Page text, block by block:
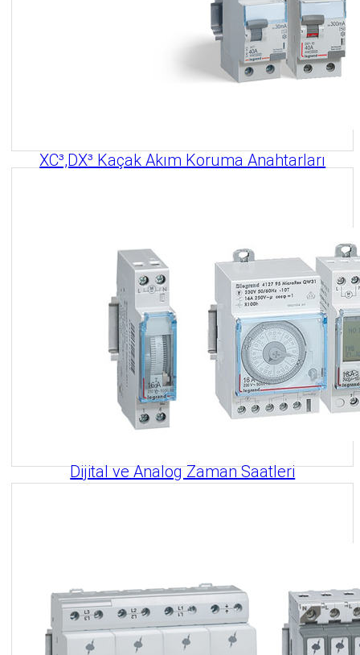
XC³,DX³ Kaçak Akım Koruma Anahtarları
Dijital ve Analog Zaman Saatleri